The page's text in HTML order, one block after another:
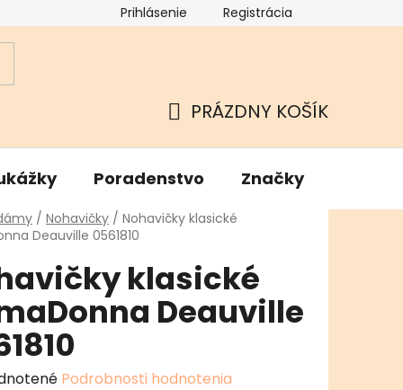
Podmienky ochrany osobných údajov
Prihlásenie Registrácia
KOŠÍK
PRÁZDNY KOŠÍK
Poradenstvo Značky
/ Nohavičky / Nohavičky klasické
Deauville 0561810
klasické
Deauville
Podrobnosti hodnotenia